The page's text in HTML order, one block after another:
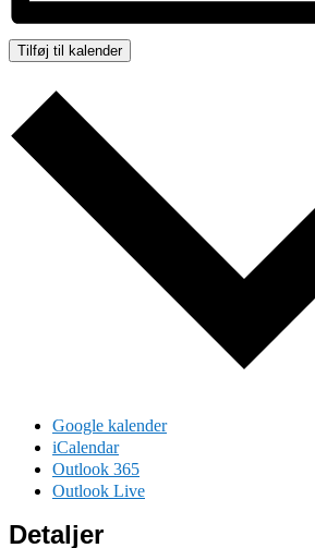
Tilføj til kalender
Google kalender
iCalendar
Outlook 365
Outlook Live
Detaljer